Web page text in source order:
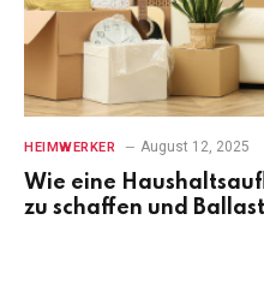
HEIMWERKER August 12, 2025
Wie eine
zu schaffen und